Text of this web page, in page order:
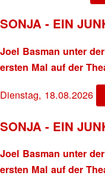
SONJA - EIN
Joel Basman unter
ersten Mal auf der
Dienstag, 18.08.2026
SONJA - EIN
Joel Basman unter
ersten Mal auf der